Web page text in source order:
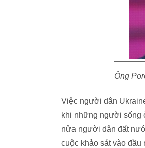
Ông
Việc người dân
khi những người sống
nửa người dân đất
cuộc khảo sát vào